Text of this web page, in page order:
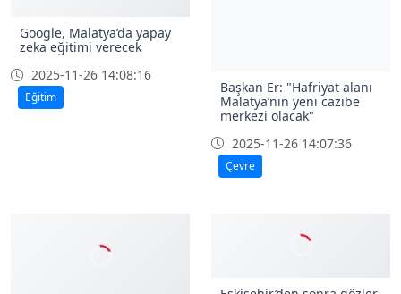
Google, Malatya’da yapay
zeka eğitimi verecek
2025-11-26 14:08:16
Eğitim
Başkan Er: "Hafriyat alanı
Malatya’nın yeni cazibe
merkezi olacak"
2025-11-26 14:07:36
Çevre